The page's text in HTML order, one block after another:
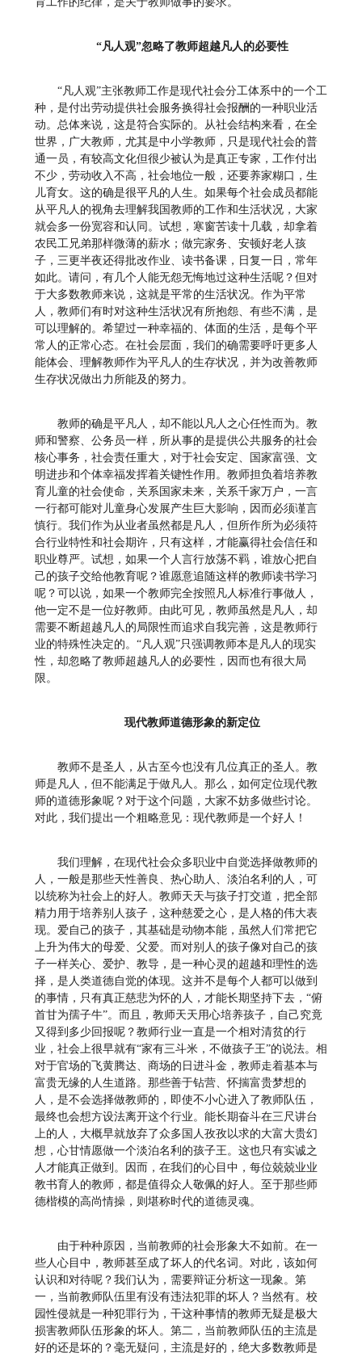
“凡人观”忽略了教师超越凡人的必要性
“凡人观”主张教师工作是现代社会分工体系中的一个工
种，是付出劳动提供社会服务换得社会报酬的一种职业活
动。总体来说，这是符合实际的。从社会结构来看，在全
世界，广大教师，尤其是中小学教师，只是现代社会的普
通一员，有较高文化但很少被认为是真正专家，工作付出
不少，劳动收入不高，社会地位一般，还要养家糊口，生
儿育女。这的确是很平凡的人生。如果每个社会成员都能
从平凡人的视角去理解我国教师的工作和生活状况，大家
就会多一份宽容和认同。试想，寒窗苦读十几载，却拿着
农民工兄弟那样微薄的薪水；做完家务、安顿好老人孩
子，三更半夜还得批改作业、读书备课，日复一日，常年
如此。请问，有几个人能无怨无悔地过这种生活呢？但对
于大多数教师来说，这就是平常的生活状况。作为平常
人，教师们有时对这种生活状况有所抱怨、有些不满，是
可以理解的。希望过一种幸福的、体面的生活，是每个平
常人的正常心态。在社会层面，我们的确需要呼吁更多人
能体会、理解教师作为平凡人的生存状况，并为改善教师
生存状况做出力所能及的努力。
教师的确是平凡人，却不能以凡人之心任性而为。教
师和警察、公务员一样，所从事的是提供公共服务的社会
核心事务，社会责任重大，对于社会安定、国家富强、文
明进步和个体幸福发挥着关键性作用。教师担负着培养教
育儿童的社会使命，关系国家未来，关系千家万户，一言
一行都可能对儿童身心发展产生巨大影响，因而必须谨言
慎行。我们作为从业者虽然都是凡人，但所作所为必须符
合行业特性和社会期许，只有这样，才能赢得社会信任和
职业尊严。试想，如果一个人言行放荡不羁，谁放心把自
己的孩子交给他教育呢？谁愿意追随这样的教师读书学习
呢？可以说，如果一个教师完全按照凡人标准行事做人，
他一定不是一位好教师。由此可见，教师虽然是凡人，却
需要不断超越凡人的局限性而追求自我完善，这是教师行
业的特殊性决定的。“凡人观”只强调教师本是凡人的现实
性，却忽略了教师超越凡人的必要性，因而也有很大局
限。
现代教师道德形象的新定位
教师不是圣人，从古至今也没有几位真正的圣人。教
师是凡人，但不能满足于做凡人。那么，如何定位现代教
师的道德形象呢？对于这个问题，大家不妨多做些讨论。
对此，我们提出一个粗略意见：现代教师是一个好人！
我们理解，在现代社会众多职业中自觉选择做教师的
人，一般是那些天性善良、热心助人、淡泊名利的人，可
以统称为社会上的好人。教师天天与孩子打交道，把全部
精力用于培养别人孩子，这种慈爱之心，是人格的伟大表
现。爱自己的孩子，其基础是动物本能，虽然人们常把它
上升为伟大的母爱、父爱。而对别人的孩子像对自己的孩
子一样关心、爱护、教导，是一种心灵的超越和理性的选
择，是人类道德自觉的体现。这并不是每个人都可以做到
的事情，只有真正慈悲为怀的人，才能长期坚持下去，“俯
首甘为孺子牛”。而且，教师天天用心培养孩子，自己究竟
又得到多少回报呢？教师行业一直是一个相对清贫的行
业，社会上很早就有“家有三斗米，不做孩子王”的说法。相
对于官场的飞黄腾达、商场的日进斗金，教师走着基本与
富贵无缘的人生道路。那些善于钻营、怀揣富贵梦想的
人，是不会选择做教师的，即使不小心进入了教师队伍，
最终也会想方设法离开这个行业。能长期奋斗在三尺讲台
上的人，大概早就放弃了众多国人孜孜以求的大富大贵幻
想，心甘情愿做一个淡泊名利的孩子王。这也只有实诚之
人才能真正做到。因而，在我们的心目中，每位兢兢业业
教书育人的教师，都是值得众人敬佩的好人。至于那些师
德楷模的高尚情操，则堪称时代的道德灵魂。
由于种种原因，当前教师的社会形象大不如前。在一
些人心目中，教师甚至成了坏人的代名词。对此，该如何
认识和对待呢？我们认为，需要辩证分析这一现象。第
一，当前教师队伍里有没有违法犯罪的坏人？当然有。校
园性侵就是一种犯罪行为，干这种事情的教师无疑是极大
损害教师队伍形象的坏人。第二，当前教师队伍的主流是
好的还是坏的？毫无疑问，主流是好的，绝大多数教师是